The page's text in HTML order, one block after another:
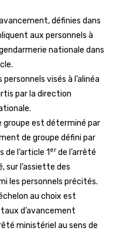
définies dans
aux personnels à
nationale dans
visés à l’alinéa
par la direction
groupe est déterminé par
de groupe défini par
l’article 1 er de l’arrêté
sur l’assiette des
les personnels précités.
au choix est
d’avancement
ministériel au sens de